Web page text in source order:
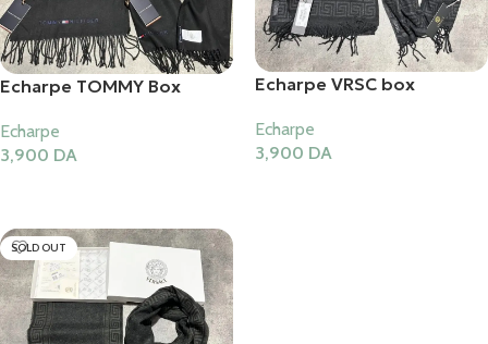
Echarpe TOMMY Box
Echarpe
3,900 DA
Echarpe VRSC box
Echarpe
3,900 DA
SOLD OUT